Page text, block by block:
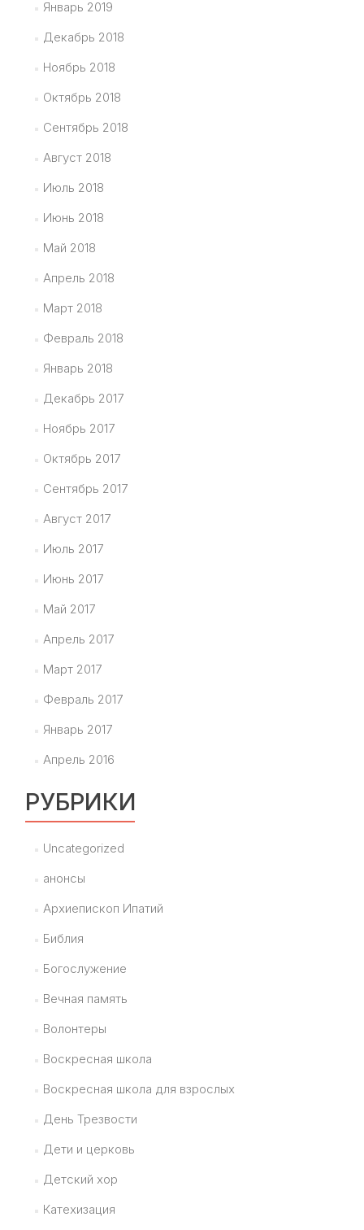
Январь 2019
Декабрь 2018
Ноябрь 2018
Октябрь 2018
Сентябрь 2018
Август 2018
Июль 2018
Июнь 2018
Май 2018
Апрель 2018
Март 2018
Февраль 2018
Январь 2018
Декабрь 2017
Ноябрь 2017
Октябрь 2017
Сентябрь 2017
Август 2017
Июль 2017
Июнь 2017
Май 2017
Апрель 2017
Март 2017
Февраль 2017
Январь 2017
Апрель 2016
РУБРИКИ
Uncategorized
анонсы
Архиепископ Ипатий
Библия
Богослужение
Вечная память
Волонтеры
Воскресная школа
Воскресная школа для взрослых
День Трезвости
Дети и церковь
Детский хор
Катехизация